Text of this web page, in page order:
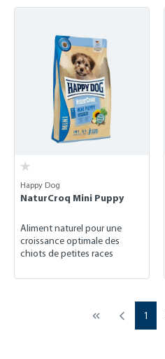
Happy Dog
NaturCroq Mini Puppy
Aliment naturel pour une
croissance optimale des
chiots de petites races
Page
1